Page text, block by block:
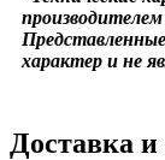
характер и не
Доставка и